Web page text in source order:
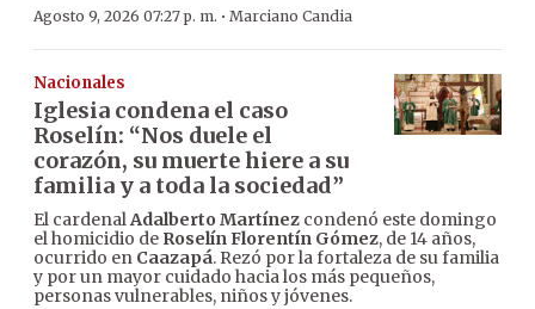
Agosto 9, 2026 07:27 p. m. · Marciano Candia
Nacionales
Iglesia condena el caso
Roselín: “Nos duele el
corazón, su muerte hiere a su
familia y a toda la sociedad”
El cardenalAdalberto Martínez condenó este domingo
el homicidio de Roselín Florentín Gómez, de 14 años,
ocurrido en Caazapá. Rezó por la fortaleza de su familia
y por un mayor cuidado hacia los más pequeños,
personas vulnerables, niños y jóvenes.